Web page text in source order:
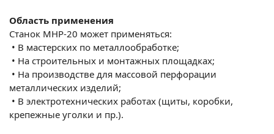
Область применения
Станок MHP-20 может применяться:
• В мастерских по металлообработке;
• На строительных и монтажных площадках;
• На производстве для массовой перфорации
металлических изделий;
• В электротехнических работах (щиты, коробки,
крепежные уголки и пр.).